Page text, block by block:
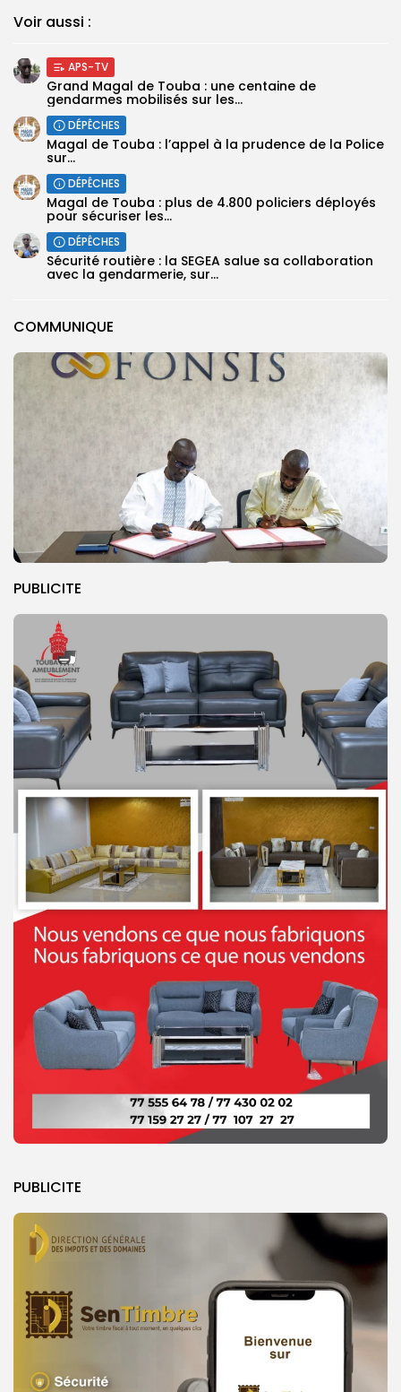
COMMUNIQUE
PUBLICITE
PUBLICITE
Voir aussi :
APS-TV
Grand Magal de Touba : une centaine de
gendarmes mobilisés sur les...
DÉPÊCHES
Magal de Touba : l’appel à la prudence de la Police
sur...
DÉPÊCHES
Magal de Touba : plus de 4.800 policiers déployés
pour sécuriser les...
DÉPÊCHES
Sécurité routière : la SEGEA salue sa collaboration
avec la gendarmerie, sur...